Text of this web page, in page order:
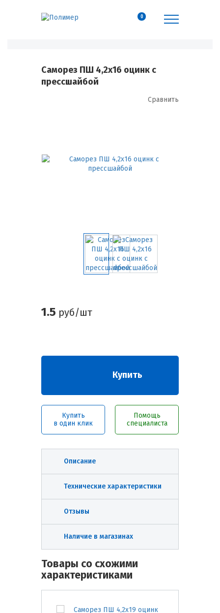
0
Саморез ПШ 4,2х16 оцинк с
прессшайбой
Сравнить
1.5 руб/шт
Купить
Купить
в один клик
Помощь
специалиста
Описание
Технические характеристики
Отзывы
Наличие в магазинах
Товары со схожими
характеристиками